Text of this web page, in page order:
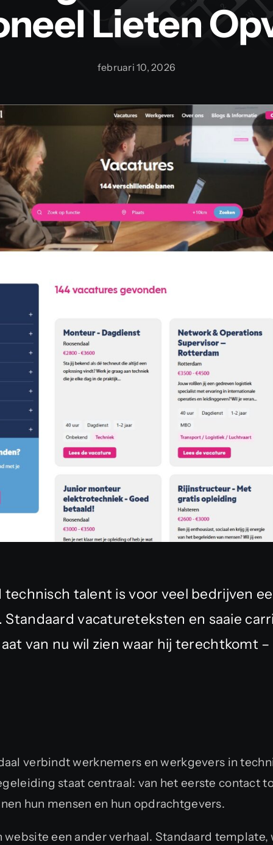
Lieten
februari 10, 2026
technisch talent is voor veel bedrijven
vacatureteksten en saaie
van nu wil zien waar hij terechtkomt
verbindt werknemers en werkgevers in
staat centraal: van het eerste contact
hun mensen en hun opdrachtgevers.
website een ander verhaal. Standaard